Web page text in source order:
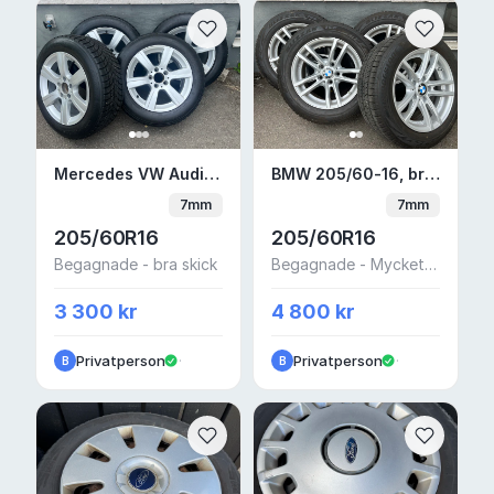
Mercedes VW Audi 205/60-16 MS
Mercedes VW Audi 205/60-16 MS
7mm
205/60R16
Begagnade - bra skick
3 300 kr
B Privatperson ·
BMW 205/60-16, bra
BMW 205/60-16, bra vinterdäck tpms
7mm
205/60R16
Begagnade - Mycket bra skick
4 800 kr
B Privatperson ·